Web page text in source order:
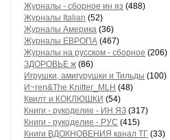
Журналы - сборное ин яз (488)
Журналы Italian (52)
Журналы Америка (36)
Журналы ЕВРОПА (467)
Журналы на русском - сборное (206)
ЗДОРОВЬЕ ж (86)
Игрушки, амигурушки и Тильды (100)
И~ren&The Knitter_MLH (48)
Квилт и КОКЛЮШКИ (54)
Книги - рукоделие - ИН ЯЗ (317)
Книги - рукоделие - РУС (415)
Книги ВДОХНОВЕНИЯ канал ТГ (33)